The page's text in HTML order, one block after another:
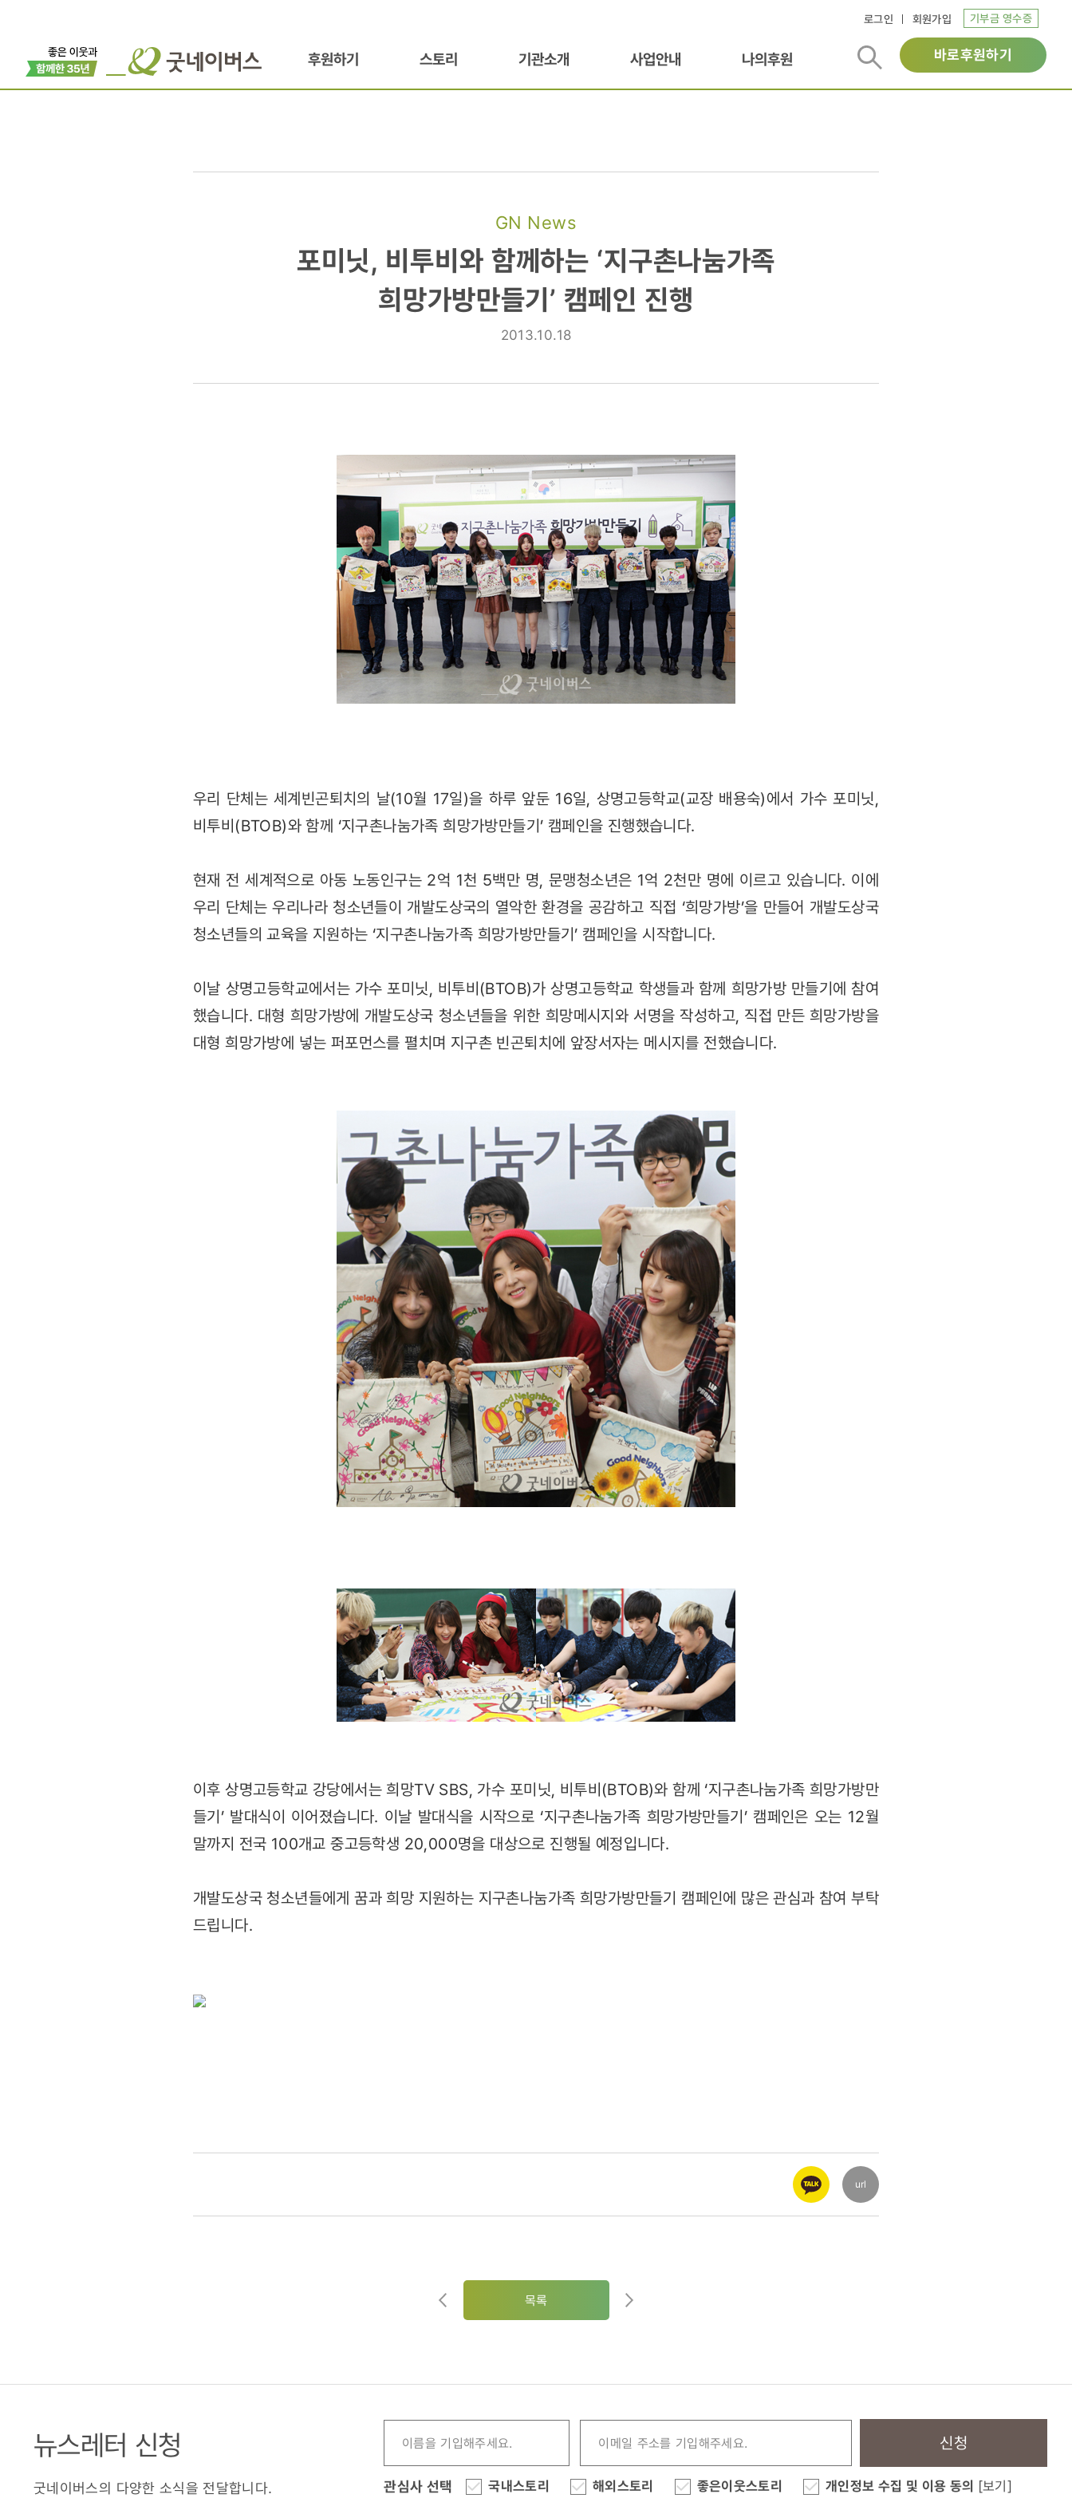
로그인 회원가입 기부금 영수증
후원하기 스토리 기관소개 사업안내 나의후원 바로후원하기
GN News
포미닛,
‘지구촌나눔가족
포미닛, 비투비와 함께하는 ‘지구촌나눔가족
희망가방만들기’ 캠페인 진행
2013.10.18
우리 단체는 세계빈곤퇴치의 날(10월 17일)을 하루 앞둔 16일, 상명고등학교(교장 배용숙)에서 가수 포미닛,
비투비(BTOB)와 함께 ‘지구촌나눔가족 희망가방만들기’ 캠페인을 진행했습니다.
현재 전 세계적으로 아동 노동인구는 2억 1천 5백만 명, 문맹청소년은 1억 2천만 명에 이르고 있습니다. 이에
우리 단체는 우리나라 청소년들이 개발도상국의 열악한 환경을 공감하고 직접 ‘희망가방’을 만들어 개발도상국
청소년들의 교육을 지원하는 ‘지구촌나눔가족 희망가방만들기’ 캠페인을 시작합니다.
이날 상명고등학교에서는 가수 포미닛, 비투비(BTOB)가 상명고등학교 학생들과 함께 희망가방 만들기에 참여
했습니다. 대형 희망가방에 개발도상국 청소년들을 위한 희망메시지와 서명을 작성하고, 직접 만든 희망가방을
대형 희망가방에 넣는 퍼포먼스를 펼치며 지구촌 빈곤퇴치에 앞장서자는 메시지를 전했습니다.
이후 상명고등학교 강당에서는 희망TV SBS, 가수 포미닛, 비투비(BTOB)와 함께 ‘지구촌나눔가족 희망가방만
들기’ 발대식이 이어졌습니다. 이날 발대식을 시작으로 ‘지구촌나눔가족 희망가방만들기’ 캠페인은 오는 12월
말까지 전국 100개교 중고등학생 20,000명을 대상으로 진행될 예정입니다.
개발도상국 청소년들에게 꿈과 희망 지원하는 지구촌나눔가족 희망가방만들기 캠페인에 많은 관심과 참여 부탁
드립니다.
url
목록
뉴스레터 신청
굿네이버스의 다양한 소식을 전달합니다.
신청
관심사 선택 국내스토리 해외스토리 좋은이웃스토리 개인정보 수집 및 이용 동의 [보기]